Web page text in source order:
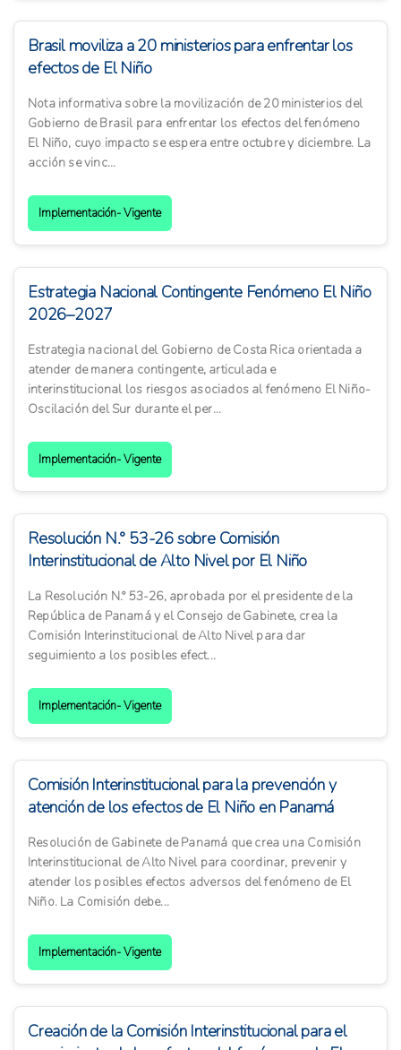
Brasil moviliza a 20 ministerios para enfrentar los
efectos de El Niño
Nota informativa sobre la movilización de 20 ministerios del
Gobierno de Brasil para enfrentar los efectos del fenómeno
El Niño, cuyo impacto se espera entre octubre y diciembre. La
acción se vinc...
Implementación- Vigente
Estrategia Nacional Contingente Fenómeno El Niño
2026–2027
Estrategia nacional del Gobierno de Costa Rica orientada a
atender de manera contingente, articulada e
interinstitucional los riesgos asociados al fenómeno El Niño-
Oscilación del Sur durante el per...
Implementación- Vigente
Resolución N.° 53-26 sobre Comisión
Interinstitucional de Alto Nivel por El Niño
La Resolución N.° 53-26, aprobada por el presidente de la
República de Panamá y el Consejo de Gabinete, crea la
Comisión Interinstitucional de Alto Nivel para dar
seguimiento a los posibles efect...
Implementación- Vigente
Comisión Interinstitucional para la prevención y
atención de los efectos de El Niño en Panamá
Resolución de Gabinete de Panamá que crea una Comisión
Interinstitucional de Alto Nivel para coordinar, prevenir y
atender los posibles efectos adversos del fenómeno de El
Niño. La Comisión debe...
Implementación- Vigente
Creación de la Comisión Interinstitucional para el